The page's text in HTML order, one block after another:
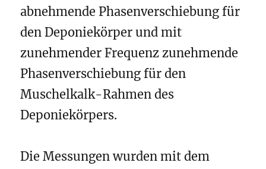
abnehmende Phasenverschiebung für
den Deponiekörper und mit
zunehmender Frequenz zunehmende
Phasenverschiebung für den
Muschelkalk-Rahmen des
Deponiekörpers.
Die Messungen wurden mit dem